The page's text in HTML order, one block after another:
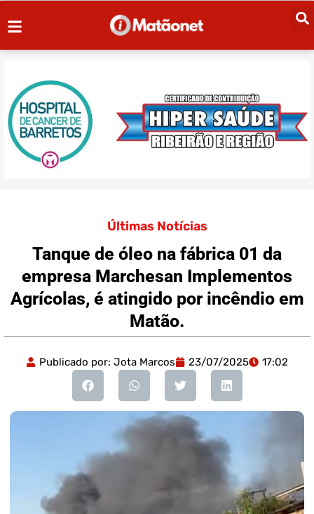
Últimas Notícias
Tanque de óleo na fábrica 01 da
empresa Marchesan Implementos
Agrícolas, é atingido por incêndio em
Matão.
Publicado por: Jota Marcos 23/07/2025 17:02